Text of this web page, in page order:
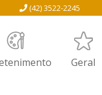
(42) 3522-2245
Geral